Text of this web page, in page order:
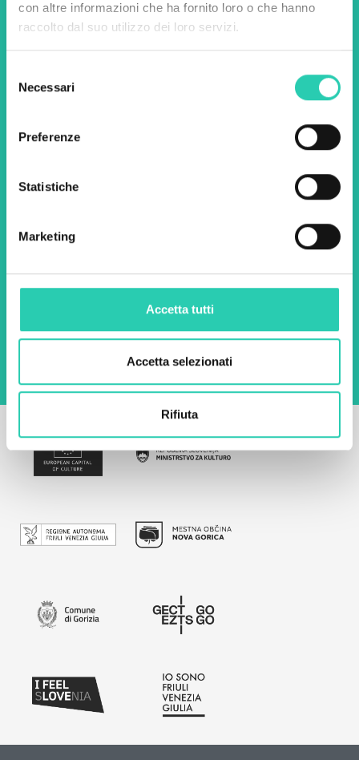
con altre informazioni che ha fornito loro o che hanno
raccolto dal suo utilizzo dei loro servizi.
delNecessari
Preferenze
Statistiche
Marketing
Accetta tutti
Accetta selezionati
Rifiuta
Non perderti i prossimi
newsletter di GO! 2025 per
iniziative.
Utilizzando questo modulo accetto
l'archiviazione e la gestione dei dati su questo